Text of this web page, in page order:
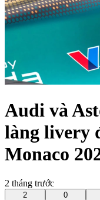
Audi và
làng livery
Monaco
2 tháng trước
2 0